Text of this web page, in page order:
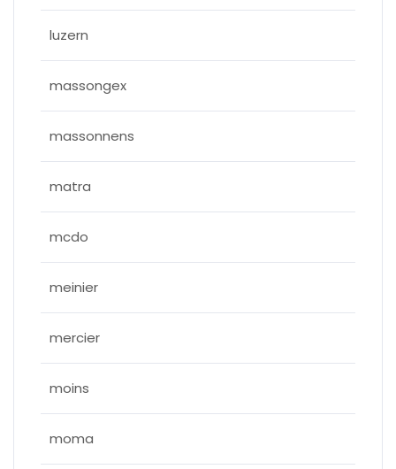
luzern
massongex
massonnens
matra
mcdo
meinier
mercier
moins
moma